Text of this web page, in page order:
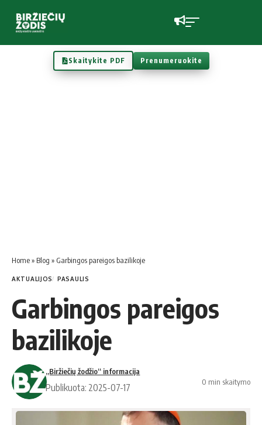
Skaitykite PDF Prenumeruokite
Home» Blog » Garbingos pareigos bazilikoje
AKTUALIJOS PASAULIS
Garbingos pareigos
bazilikoje
„Biržiečių žodžio“ informacija
Publikuota: 2025-07-17
0 min skaitymo